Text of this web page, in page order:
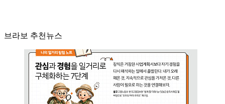
브라보 추천뉴스